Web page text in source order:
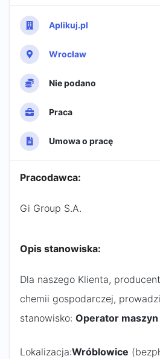
Aplikuj.pl
Wrocław
Nie podano
Praca
Umowa o pracę
Pracodawca:
Gi Group S.A.
Opis stanowiska:
Dla naszego Klienta,
chemii gospodarczej,
stanowisko: Operator
Lokalizacja:Wróblowice